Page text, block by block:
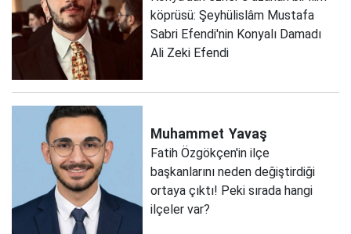
köprüsü: Şeyhülislâm Mustafa
Sabri Efendi'nin Konyalı Damadı
Ali Zeki Efendi
Muhammet Yavaş
Fatih Özgökçen'in ilçe
başkanlarını neden değiştirdiği
ortaya çıktı! Peki sırada hangi
ilçeler var?